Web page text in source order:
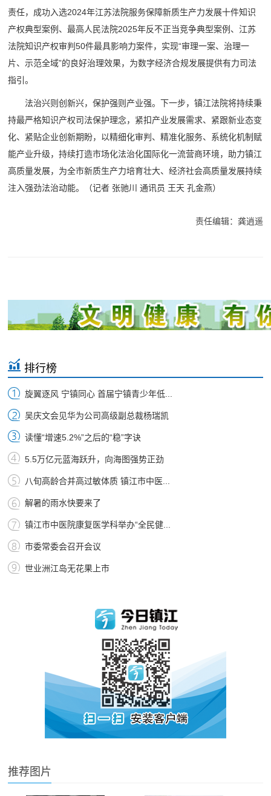
责任，成功入选2024年江苏法院服务保障新质生产力发展十件知识
产权典型案例、最高人民法院2025年反不正当竞争典型案例、江苏
法院知识产权审判50件最具影响力案件，实现“审理一案、治理一
片、示范全域”的良好治理效果，为数字经济合规发展提供有力司法
指引。
法治兴则创新兴，保护强则产业强。下一步，镇江法院将持续秉
持最严格知识产权司法保护理念，紧扣产业发展需求、紧跟新业态变
化、紧贴企业创新期盼，以精细化审判、精准化服务、系统化机制赋
能产业升级，持续打造市场化法治化国际化一流营商环境，助力镇江
高质量发展，为全市新质生产力培育壮大、经济社会高质量发展持续
注入强劲法治动能。（记者 张驰川 通讯员 王天 孔金燕）
责任编辑：龚逍遥
排行榜
旋翼逐风 宁镇同心 首届宁镇青少年低...
吴庆文会见华为公司高级副总裁杨瑞凯
读懂“增速5.2%”之后的“稳”字诀
5.5万亿元蓝海跃升，向海图强势正劲
八旬高龄合并高过敏体质 镇江市中医...
解暑的雨水快要来了
镇江市中医院康复医学科举办“全民健...
市委常委会召开会议
世业洲江岛无花果上市
推荐图片